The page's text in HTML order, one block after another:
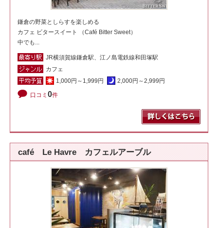
鎌倉の野菜としらすを楽しめる
カフェ ビタースイート （Café Bitter Sweet）
中でも...
JR横須賀線鎌倉駅、江ノ島電鉄線和田塚駅
カフェ
1,000円～1,999円
2,000円～2,999円
口コミ 0件
café Le Havre カフェルアーブル